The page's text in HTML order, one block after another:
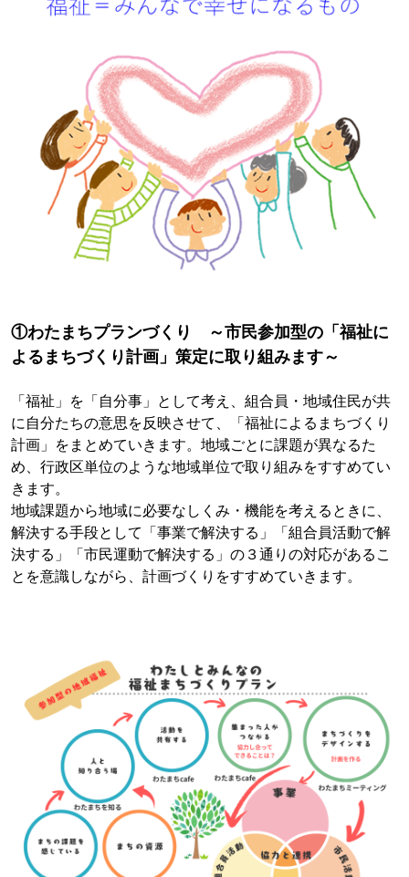
①わたまちプランづくり ～市民参加型の「福祉に
よるまちづくり計画」策定に取り組みます～
「福祉」を「自分事」として考え、組合員・地域住民が共
に自分たちの意思を反映させて、「福祉によるまちづくり
計画」をまとめていきます。地域ごとに課題が異なるた
め、行政区単位のような地域単位で取り組みをすすめてい
きます。
地域課題から地域に必要なしくみ・機能を考えるときに、
解決する手段として「事業で解決する」「組合員活動で解
決する」「市民運動で解決する」の３通りの対応があるこ
とを意識しながら、計画づくりをすすめていきます。